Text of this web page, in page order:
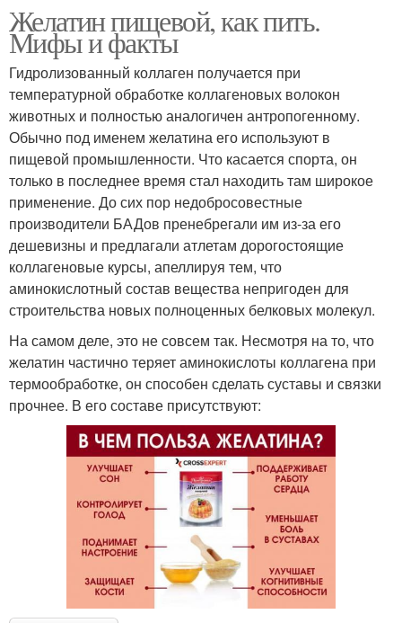
Желатин пищевой, как пить.
Мифы и факты
Гидролизованный коллаген получается при
температурной обработке коллагеновых волокон
животных и полностью аналогичен антропогенному.
Обычно под именем желатина его используют в
пищевой промышленности. Что касается спорта, он
только в последнее время стал находить там широкое
применение. До сих пор недобросовестные
производители БАДов пренебрегали им из-за его
дешевизны и предлагали атлетам дорогостоящие
коллагеновые курсы, апеллируя тем, что
аминокислотный состав вещества непригоден для
строительства новых полноценных белковых молекул.
На самом деле, это не совсем так. Несмотря на то, что
желатин частично теряет аминокислоты коллагена при
термообработке, он способен сделать суставы и связки
прочнее. В его составе присутствуют: